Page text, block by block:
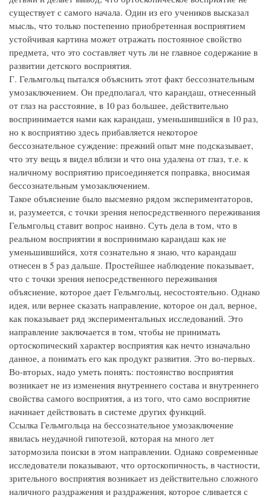
существует с самого начала. Один из его учеников высказал
мысль, что только постепенно приобретенная восприятием
устойчивая картина может отражать постоянное свойство
предмета, что это составляет чуть ли не главное содержание в
развитии детского восприятия.
Г. Гельмгольц пытался объяснить этот факт бессознательным
умозаключением. Он предполагал, что карандаш, отнесенный
от глаз на расстояние, в 10 раз большее, действительно
воспринимается нами как карандаш, уменьшившийся в 10 раз,
но к восприятию здесь прибавляется некоторое
бессознательное суждение: прежний опыт мне подсказывает,
что эту вещь я видел вблизи и что она удалена от глаз, т.е. к
наличному восприятию присоединяется поправка, вносимая
бессознательным умозаключением.
Такое объяснение было высмеяно рядом экспериментаторов,
и, разумеется, с точки зрения непосредственного переживания
Гельмгольц ставит вопрос наивно. Суть дела в том, что в
реальном восприятии я воспринимаю карандаш как не
уменьшившийся, хотя сознательно я знаю, что карандаш
отнесен в 5 раз дальше. Простейшее наблюдение показывает,
что с точки зрения непосредственного переживания
объяснение, которое дает Гельмгольц, несостоятельно. Однако
идея, или вернее сказать направление, которое он дал, верное,
как показывает ряд экспериментальных исследований. Это
направление заключается в том, чтобы не принимать
ортоскопический характер восприятия как нечто изначально
данное, а понимать его как продукт развития. Это во-первых.
Во-вторых, надо уметь понять: постоянство восприятия
возникает не из изменения внутреннего состава и внутреннего
свойства самого восприятия, а из того, что само восприятие
начинает действовать в системе других функций.
Ссылка Гельмгольца на бессознательное умозаключение
явилась неудачной гипотезой, которая на много лет
затормозила поиски в этом направлении. Однако современные
исследователи показывают, что ортоскопичность, в частности,
зрительного восприятия возникает из действительно сложного
наличного раздражения и раздражения, которое сливается с